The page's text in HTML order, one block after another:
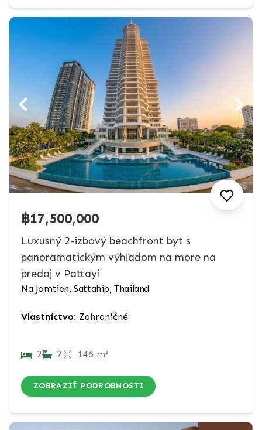
฿17,500,000
Luxusný 2-izbový beachfront byt s
panoramatickým výhľadom na more na
predaj v Pattayi
Na Jomtien, Sattahip, Thailand
Vlastníctvo: Zahraničné
2 2 146 m²
ZOBRAZIŤ PODROBNOSTI